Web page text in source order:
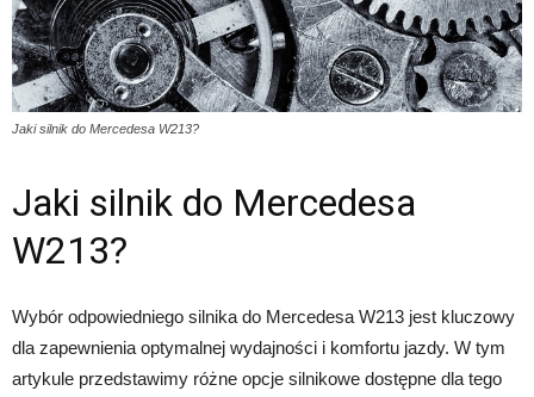
Jaki silnik do Mercedesa W213?
Jaki silnik do Mercedesa
W213?
Wybór odpowiedniego silnika do Mercedesa W213 jest kluczowy
dla zapewnienia optymalnej wydajności i komfortu jazdy. W tym
artykule przedstawimy różne opcje silnikowe dostępne dla tego